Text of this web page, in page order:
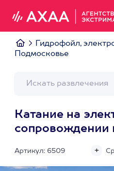
Гидрофойл,
Подмосковье
Катание на
сопровождении
Артикул: 6509